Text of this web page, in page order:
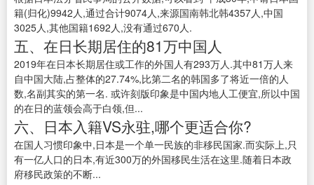
籍(归化)9942人,通过合计9074人,来源国南韩北韩4357人,中国
3025人,其他国籍1692人,没有通过670人.
五、在日长期居住的81万中国人
2019年在日本长期居住或工作的外国人有293万人.其中81万人来
自中国大陆,占整体的27.74%,比第二名的韩国多了将近一倍的人
数,名副其实的第一名. 或许刻版印象是中国内地人工便宜,所以中国
的在日的蓝领会高于白领,但...
六、日本入籍VS永驻,哪个更适合你?
在国人习惯印象中,日本是一个单一民族的非移民国家.而实际上,只
有一亿人口的日本,有近300万的外国移民生活在这里.随着日本政
府移民政策的不断...